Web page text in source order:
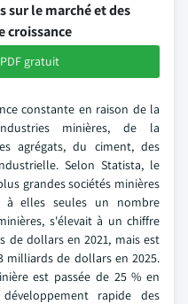
sur le marché et des
croissance
gratuit
constante en raison de la
minières, de la
agrégats, du ciment, des
Selon Statista, le
grandes sociétés minières
à elles seules un nombre
s'élevait à un chiffre
de dollars en 2021, mais est
milliards de dollars en 2025.
est passée de 25 % en
rapide des